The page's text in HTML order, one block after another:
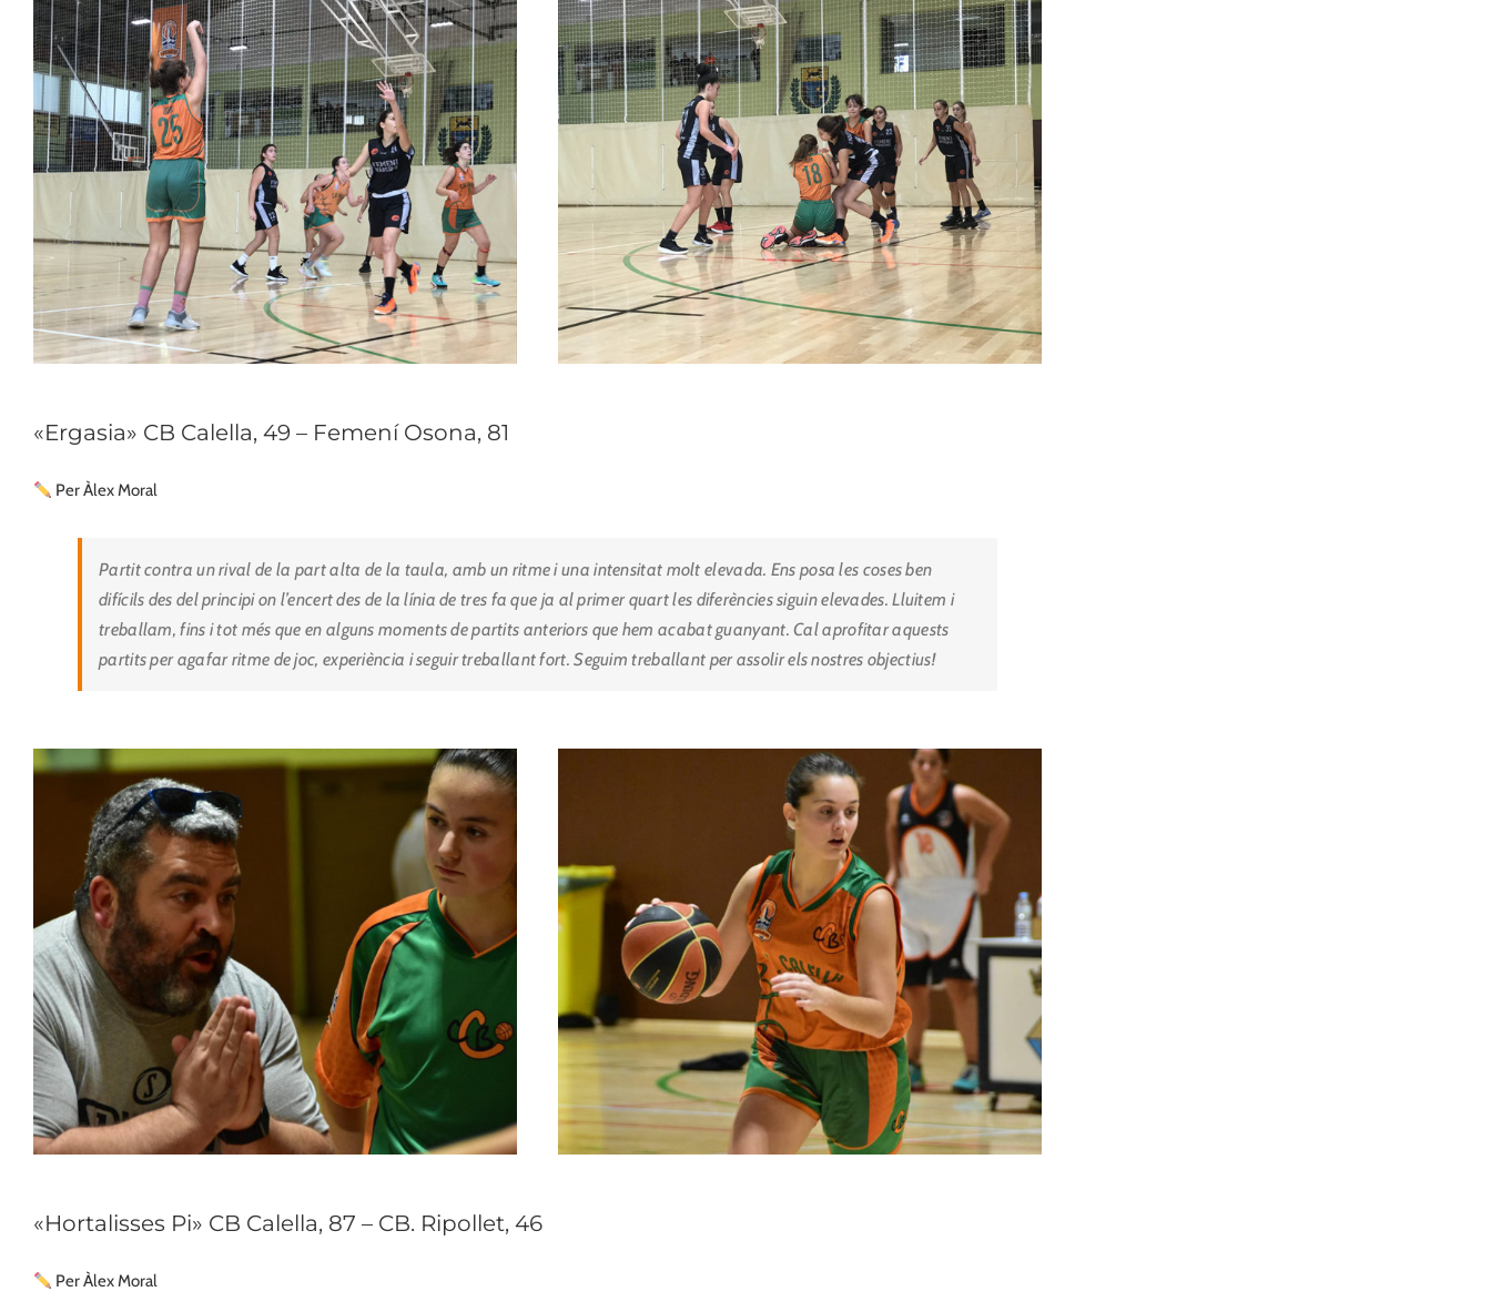
«Ergasia» CB Calella, 49 – Femení Osona, 81
Per Àlex Moral
Partit contra un rival de la part alta de la taula, amb un ritme i una intensitat molt elevada. Ens posa les coses ben
difícils des del principi on l’encert des de la línia de tres fa que ja al primer quart les diferències siguin elevades. Lluitem i
treballam, fins i tot més que en alguns moments de partits anteriors que hem acabat guanyant. Cal aprofitar aquests
partits per agafar ritme de joc, experiència i seguir treballant fort. Seguim treballant per assolir els nostres objectius!
«Hortalisses Pi» CB Calella, 87 – CB. Ripollet, 46
Per Àlex Moral